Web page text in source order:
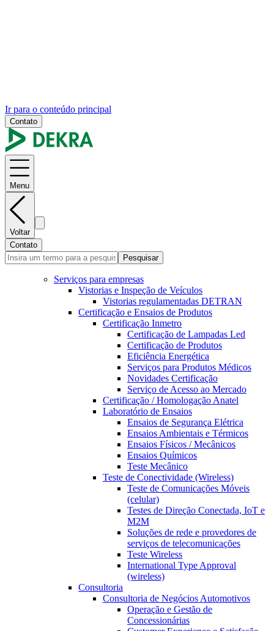
Ir para o conteúdo principal
Contato
Menu
Voltar
Contato
Pesquisar
Serviços para empresas
Vistorias e Inspeção de Veículos
Vistorias regulamentadas DETRAN
Certificação e Ensaios de Produtos
Certificação Inmetro
Certificação de Lampadas Led
Certificação de Produtos
Eficiência Energética
Serviços para Produtos Médicos
Novidades Certificação
Serviço de Acesso ao Mercado
Certificação / Homologação Anatel
Laboratório de Ensaios
Ensaios de Segurança Elétrica
Ensaios Ambientais e Térmicos
Ensaios Físicos / Mecânicos
Ensaios Químicos
Teste Mecânico
Teste de Conectividade (Wireless)
Teste de Comunicações Móveis
(celular)
Testes de Direção Conectada, IoT e
M2M
Soluções de rede e provedores de
serviços de telecomunicações
Teste Wireless
International Type Approval
(wireless)
Consultoria
Consultoria de Negócios Automotivos
Operação e Gestão de
Concessionárias